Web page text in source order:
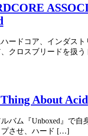
ードコア、インダスト
クロスブリードを扱
About Acid
バム『Unboxed』で自
プさせ、ハード […]